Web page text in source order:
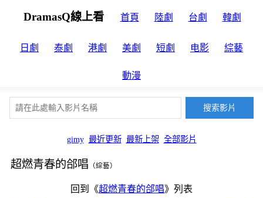
DramasQ線上看 首頁 陸劇 台劇 韓劇
日劇 泰劇 港劇 美劇 短劇 电影 綜藝
動漫
gimy 最近更新 最新上架 全部影片
超燃青春的郃唱 （綜藝）
回到《超燃青春的郃唱》列表